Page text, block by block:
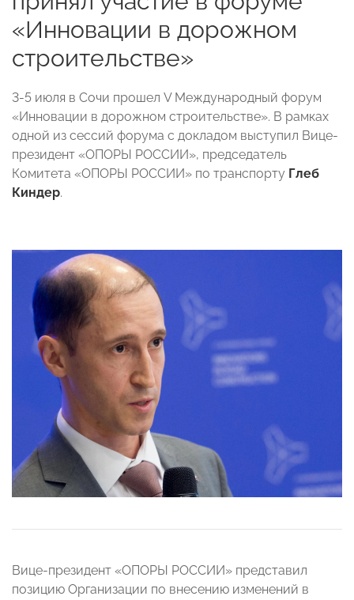
«Инновации в дорожном
строительстве»
3-5 июля в Сочи прошел V Международный форум
«Инновации в дорожном строительстве». В рамках
одной из сессий форума с докладом выступил Вице-
президент «ОПОРЫ РОССИИ», председатель
Комитета «ОПОРЫ РОССИИ» по транспорту Глеб
Киндер.
Вице-президент «ОПОРЫ РОССИИ» представил
позицию Организации по внесению изменений в